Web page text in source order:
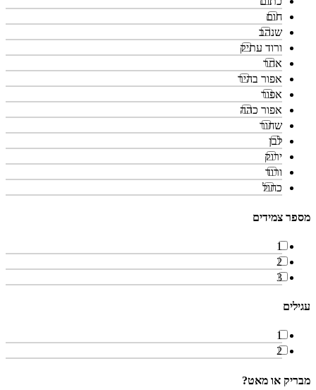
חום
שנהב
ורוד עתיק
אחר
אפור בהיר
אפור
אפור כהה
שחור
לבן
ירוק
ורוד
כחול
מספר צמידים
1
2
3
עגילים
1
2
מבריק או מאט?